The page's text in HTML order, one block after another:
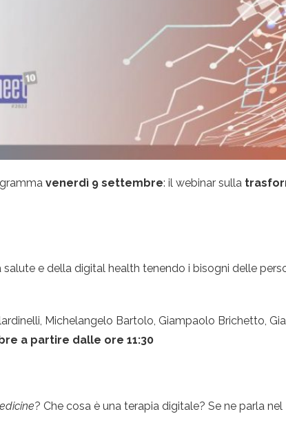
venerdì 9 settembre: il webinar sulla
e della digital health tenendo i bisogni delle
Michelangelo Bartolo, Giampaolo Brichetto,
a partire dalle ore 11:30
? Che cosa è una terapia digitale? Se ne parla nel